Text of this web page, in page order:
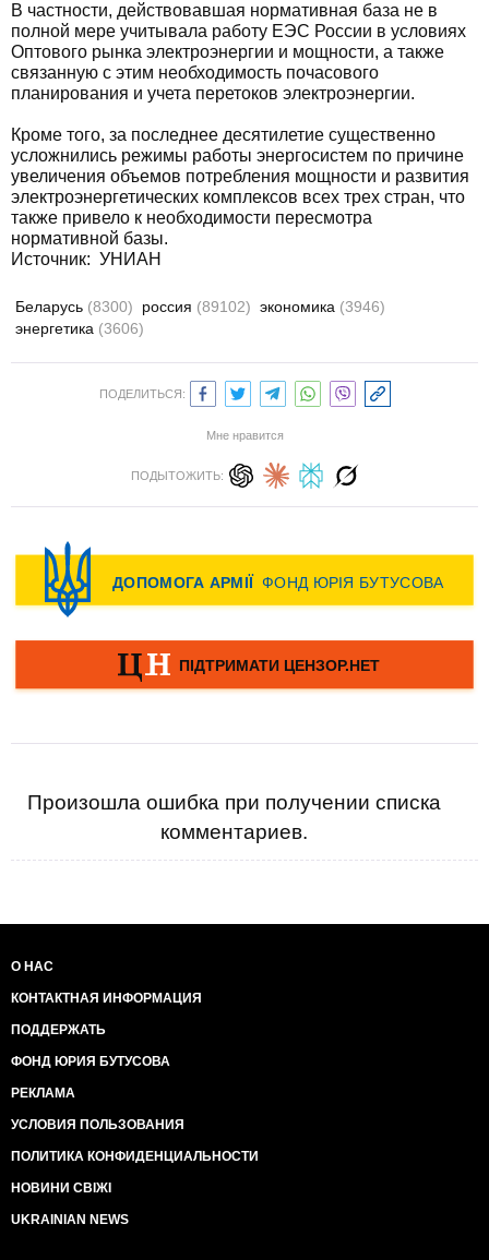
В частности, действовавшая нормативная база не в
полной мере учитывала работу ЕЭС России в условиях
Оптового рынка электроэнергии и мощности, а также
связанную с этим необходимость почасового
планирования и учета перетоков электроэнергии.
Кроме того, за последнее десятилетие существенно
усложнились режимы работы энергосистем по причине
увеличения объемов потребления мощности и развития
электроэнергетических комплексов всех трех стран, что
также привело к необходимости пересмотра
нормативной базы.
Источник: УНИАН
Беларусь (8300) россия (89102) экономика (3946)
энергетика (3606)
ПОДЕЛИТЬСЯ:
Мне нравится
ПОДЫТОЖИТЬ:
Произошла ошибка при получении списка
комментариев.
О НАС
КОНТАКТНАЯ ИНФОРМАЦИЯ
ПОДДЕРЖАТЬ
ФОНД ЮРИЯ БУТУСОВА
РЕКЛАМА
УСЛОВИЯ ПОЛЬЗОВАНИЯ
ПОЛИТИКА КОНФИДЕНЦИАЛЬНОСТИ
НОВИНИ СВІЖІ
UKRAINIAN NEWS